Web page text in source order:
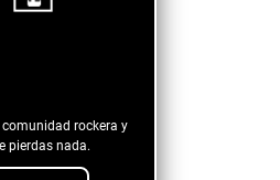
comunidad rockera y
pierdas nada.
- Brillar
(In C#)
- Appetite